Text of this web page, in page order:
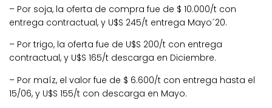
– Por soja, la oferta de compra fue de $ 10.000/t con
entrega contractual, y U$S 245/t entrega Mayo´20.
– Por trigo, la oferta fue de U$S 200/t con entrega
contractual, y U$S 165/t descarga en Diciembre.
– Por maíz, el valor fue de $ 6.600/t con entrega hasta el
15/06, y U$S 155/t con descarga en Mayo.